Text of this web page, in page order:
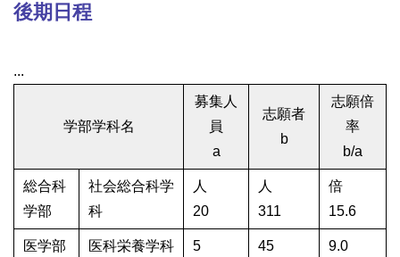
後期日程
...
学部学科名
募集人
員
a
志願者
b
志願倍
率
b/a
総合科
学部
社会総合科学
科
人
20
人
311
倍
15.6
医学部 医科栄養学科 5 45 9.0